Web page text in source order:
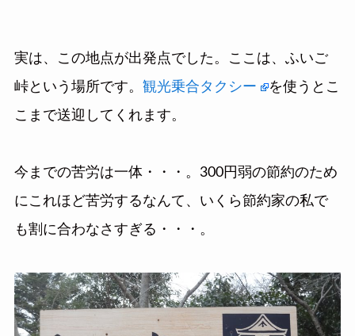
実は、この地点が出発点でした。ここは、ふいご
峠という場所です。 観光乗合タクシー
を使うとこ
こまで送迎してくれます。
今までの苦労は一体・・・。300円弱の節約のため
にこれほど苦労するなんて、いくら節約家の私で
も割に合わなさすぎる・・・。